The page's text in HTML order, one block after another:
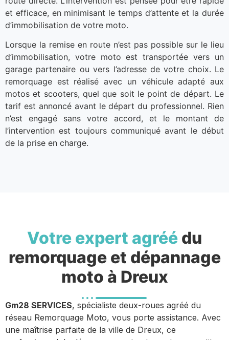
et efficace, en minimisant le temps d’attente et la durée
d’immobilisation de votre moto.
Lorsque la remise en route n’est pas possible sur le lieu
d’immobilisation, votre moto est transportée vers un
garage partenaire ou vers l’adresse de votre choix. Le
remorquage est réalisé avec un véhicule adapté aux
motos et scooters, quel que soit le point de départ. Le
tarif est annoncé avant le départ du professionnel. Rien
n’est engagé sans votre accord, et le montant de
l’intervention est toujours communiqué avant le début
de la prise en charge.
Votre expert agréé du
remorquage et dépannage
moto à Dreux
Gm28 SERVICES, spécialiste deux-roues agréé du
réseau Remorquage Moto, vous porte assistance. Avec
une maîtrise parfaite de la ville de Dreux, ce